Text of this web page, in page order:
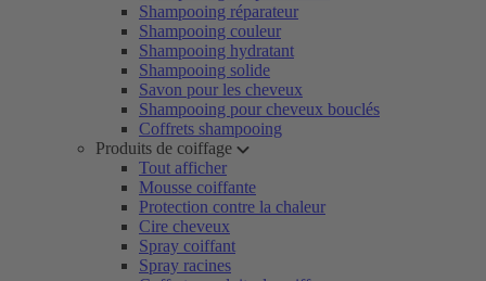
Shampooing réparateur
Shampooing couleur
Shampooing hydratant
Shampooing solide
Savon pour les cheveux
Shampooing pour cheveux bouclés
Coffrets shampooing
Produits de coiffage
Tout afficher
Mousse coiffante
Protection contre la chaleur
Cire cheveux
Spray coiffant
Spray racines